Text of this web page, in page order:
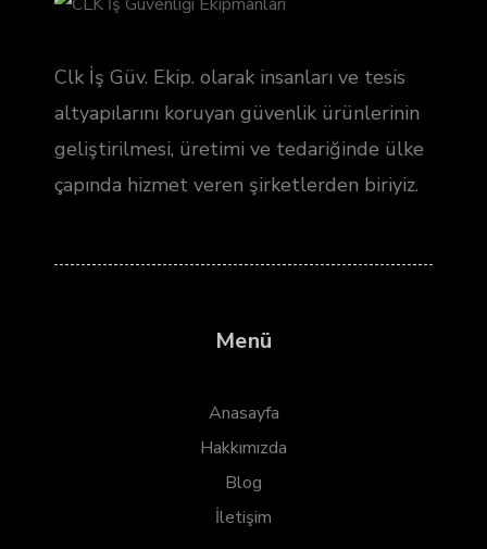
Clk İş Güv. Ekip. olarak insanları ve tesis
altyapılarını koruyan güvenlik ürünlerinin
geliştirilmesi, üretimi ve tedariğinde ülke
çapında hizmet veren şirketlerden biriyiz.
Menü
Anasayfa
Hakkımızda
Blog
İletişim